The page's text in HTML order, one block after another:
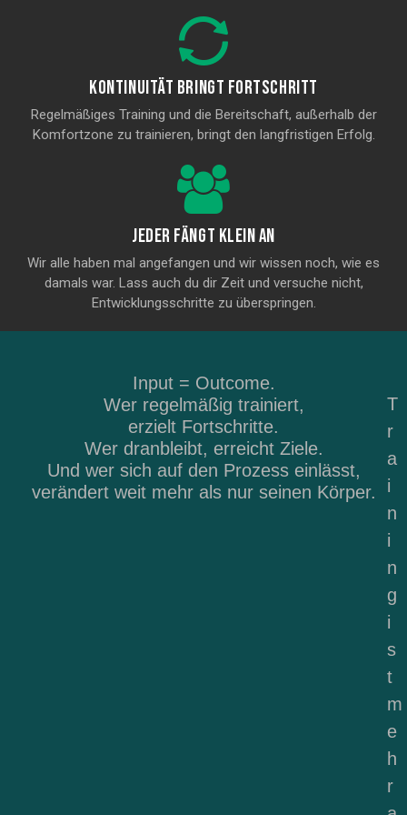
Kontinuität bringt fortschritt
Regelmäßiges Training und die Bereitschaft, außerhalb der
Komfortzone zu trainieren, bringt den langfristigen Erfolg.
jeder fängt klein an
Wir alle haben mal angefangen und wir wissen noch, wie es
damals war. Lass auch du dir Zeit und versuche nicht,
Entwicklungsschritte zu überspringen.
Input = Outcome.
Wer regelmäßig trainiert,
erzielt Fortschritte.
Wer dranbleibt, erreicht Ziele.
Und wer sich auf den Prozess einlässt,
verändert weit mehr als nur seinen Körper.
T
r
a
i
n
i
n
g
i
s
t
m
e
h
r